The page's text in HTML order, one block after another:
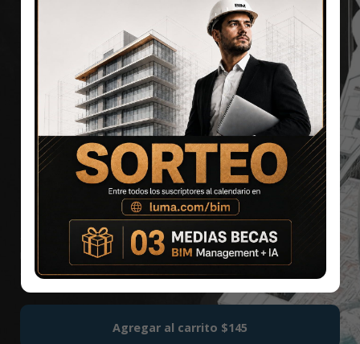
Revit
PRO 2026
INTERMEDIO
Esta ruta te prepara para modelar proyectos de
arquitectura, estructuras e instalaciones; generar planos,
metrajes y parametrizaciones; y aplicar técnicas avanzadas
de coordinación y automatización BIM bajo la versión 2026.
Agregar al carrito $145